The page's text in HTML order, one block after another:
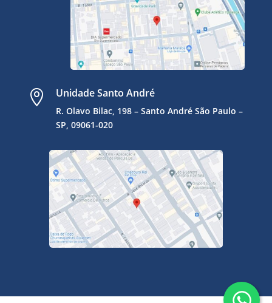
 Unidade Santo André
R. Olavo Bilac, 198 – Santo André São Paulo –
SP, 09061-020